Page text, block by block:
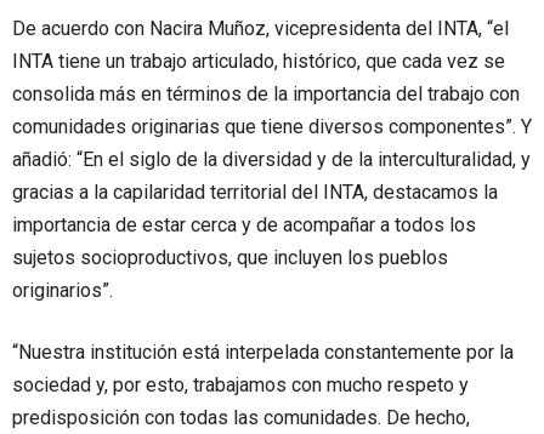
De acuerdo con Nacira Muñoz, vicepresidenta del INTA, “el
INTA tiene un trabajo articulado, histórico, que cada vez se
consolida más en términos de la importancia del trabajo con
comunidades originarias que tiene diversos componentes”. Y
añadió: “En el siglo de la diversidad y de la interculturalidad, y
gracias a la capilaridad territorial del INTA, destacamos la
importancia de estar cerca y de acompañar a todos los
sujetos socioproductivos, que incluyen los pueblos
originarios”.
“Nuestra institución está interpelada constantemente por la
sociedad y, por esto, trabajamos con mucho respeto y
predisposición con todas las comunidades. De hecho,